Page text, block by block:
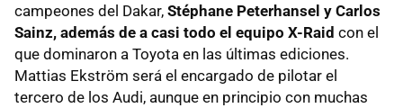
campeones del Dakar, Stéphane Peterhansel y Carlos
Sainz, además de a casi todo el equipo X-Raid con el
que dominaron a Toyota en las últimas ediciones.
Mattias Ekström será el encargado de pilotar el
tercero de los Audi, aunque en principio con muchas